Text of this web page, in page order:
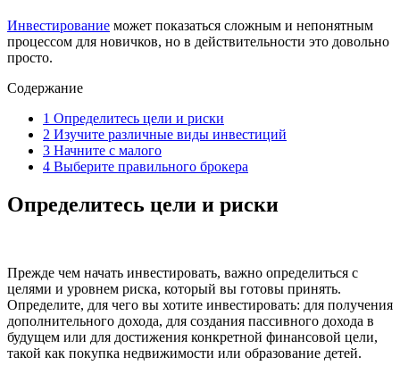
Инвестирование может показаться сложным и непонятным
процессом для новичков, но в действительности это довольно
просто.
Содержание
1 Определитесь цели и риски
2 Изучите различные виды инвестиций
3 Начните с малого
4 Выберите правильного брокера
Определитесь цели и риски
Прежде чем начать инвестировать, важно определиться с
целями и уровнем риска, который вы готовы принять.
Определите, для чего вы хотите инвестировать: для получения
дополнительного дохода, для создания пассивного дохода в
будущем или для достижения конкретной финансовой цели,
такой как покупка недвижимости или образование детей.